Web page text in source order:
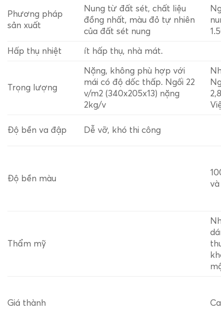
Phương pháp
sản xuất
Nung từ đất sét, chất liệu
đồng nhất, màu đỏ tự nhiên
của đất sét nung
Hấp thụ nhiệt
ít hấp thụ, nhà mát.
Trọng lượng
Nặng, không phù hợp với
mái có độ dốc thấp. Ngối 22
v/m2 (340x205x13) nặng
2kg/v
Độ bền va đập Dễ vỡ, khó thi công
Độ bền màu
Thẩm mỹ
Giá thành